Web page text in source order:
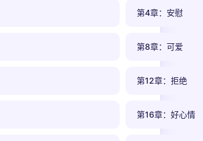
第4章：安慰
第8章：可爱
第12章：拒绝
第16章：好心情